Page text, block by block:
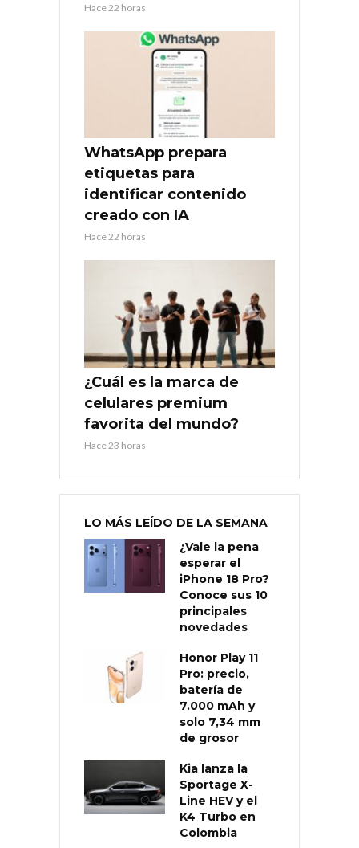
Hace 22 horas
WhatsApp prepara
etiquetas para
identificar contenido
creado con IA
Hace 22 horas
¿Cuál es la marca de
celulares premium
favorita del mundo?
Hace 23 horas
LO MÁS LEÍDO DE LA SEMANA
¿Vale la pena
esperar el
iPhone 18 Pro?
Conoce sus 10
principales
novedades
Honor Play 11
Pro: precio,
batería de
7.000 mAh y
solo 7,34 mm
de grosor
Kia lanza la
Sportage X-
Line HEV y el
K4 Turbo en
Colombia